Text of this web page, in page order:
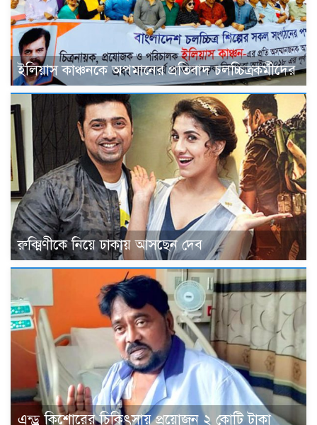
ইলিয়াস কাঞ্চনকে অপমানের প্রতিবাদ চলচ্চিত্রকর্মীদের
রুক্মিণীকে নিয়ে ঢাকায় আসছেন দেব
এন্ড্রু কিশোরের চিকিৎসায় প্রয়োজন ২ কোটি টাকা